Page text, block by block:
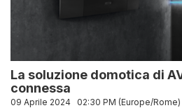
La soluzione domotica di
connessa
09 Aprile 2024 02:30 PM (Europe/Rome)